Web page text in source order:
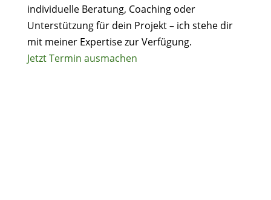
individuelle Beratung, Coaching oder
Unterstützung für dein Projekt – ich stehe dir
mit meiner Expertise zur Verfügung.
Jetzt Termin ausmachen